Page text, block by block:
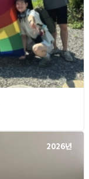
2026년